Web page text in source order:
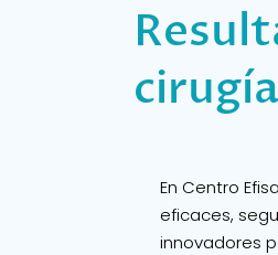
cirugía
En Centro
eficaces,
innovadores